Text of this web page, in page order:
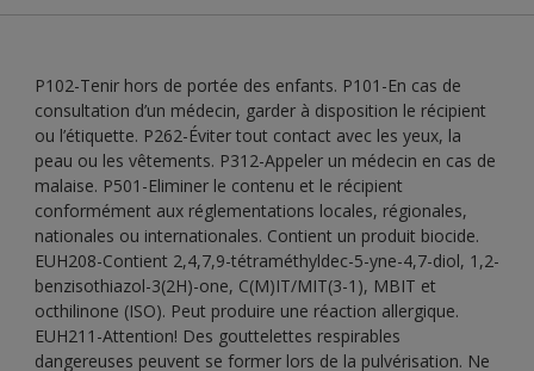
P102-Tenir hors de portée des enfants. P101-En cas de
consultation d’un médecin, garder à disposition le récipient
ou l’étiquette. P262-Éviter tout contact avec les yeux, la
peau ou les vêtements. P312-Appeler un médecin en cas de
malaise. P501-Eliminer le contenu et le récipient
conformément aux réglementations locales, régionales,
nationales ou internationales. Contient un produit biocide.
EUH208-Contient 2,4,7,9-tétraméthyldec-5-yne-4,7-diol, 1,2-
benzisothiazol-3(2H)-one, C(M)IT/MIT(3-1), MBIT et
octhilinone (ISO). Peut produire une réaction allergique.
EUH211-Attention! Des gouttelettes respirables
dangereuses peuvent se former lors de la pulvérisation. Ne